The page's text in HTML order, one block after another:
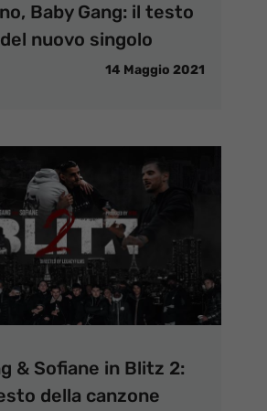
Baby Gang: il testo
nuovo singolo
14 Maggio 2021
& Sofiane in Blitz 2:
della canzone